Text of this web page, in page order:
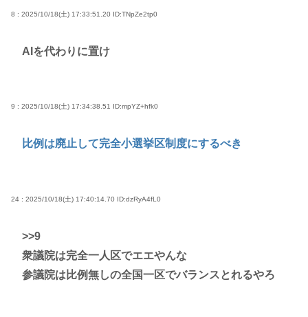
8 : 2025/10/18(土) 17:33:51.20 ID:TNpZe2tp0
AIを代わりに置け
9 : 2025/10/18(土) 17:34:38.51 ID:mpYZ+hfk0
比例は廃止して完全小選挙区制度にするべき
24 : 2025/10/18(土) 17:40:14.70 ID:dzRyA4fL0
>>9
衆議院は完全一人区でエエやんな
参議院は比例無しの全国一区でバランスとれるやろ